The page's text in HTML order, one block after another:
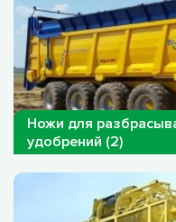
Ножи для
удобрений (2)